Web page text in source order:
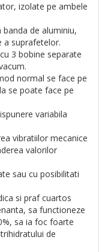
izolate pe ambele
de aluminiu,
a suprafetelor.
3 bobine separate
normal se face pe
se poate face pe
variabila
vibratiilor mecanice
valorilor
sau cu posibilitati
si praf cuartos
sa functioneze
sa ia foc foarte
de